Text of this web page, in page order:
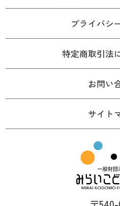
プライバシ
特定商取引法
お問い
サイト